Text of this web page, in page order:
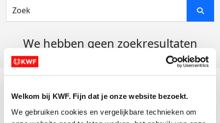
Welkom bij KWF. Fijn dat je onze website bezoekt.
We gebruiken cookies en vergelijkbare technieken om
We hebben geen zoekresultaten
Actiematerialen
Evenementen